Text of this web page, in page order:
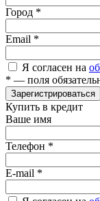
Город *
Email *
Я согласен на
* — поля
Зарегистрироваться
Купить в кредит
Ваше имя
Телефон *
E-mail *